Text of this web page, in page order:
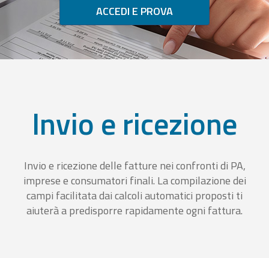
ACCEDI E PROVA
Invio e ricezione
Invio e ricezione delle fatture nei confronti di PA,
imprese e consumatori finali. La compilazione dei
campi facilitata dai calcoli automatici proposti ti
aiuterà a predisporre rapidamente ogni fattura.